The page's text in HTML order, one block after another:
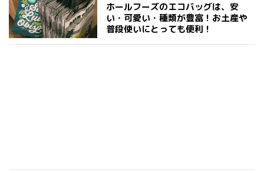
ホールフーズのエコバッグは、安
い・可愛い・種類が豊富！お土産や
普段使いにとっても便利！